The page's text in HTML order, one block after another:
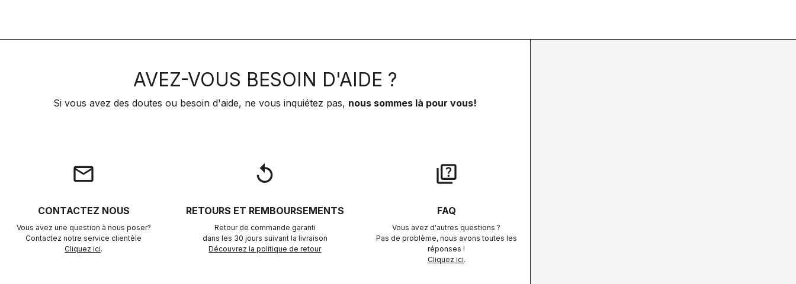
AVEZ-VOUS BESOIN D'AIDE ?
Si vous avez des doutes ou besoin d'aide, ne vous inquiétez pas, nous sommes là pour vous!
email
CONTACTEZ NOUS
Vous avez une question à nous poser?
Contactez notre service clientèle
Cliquez ici.
replay
RETOURS ET REMBOURSEMENTS
Retour de commande garanti
dans les 30 jours suivant la livraison
Découvrez la politique de retour
quiz
FAQ
Vous avez d'autres questions ?
Pas de problème, nous avons toutes les
réponses !
Cliquez ici.